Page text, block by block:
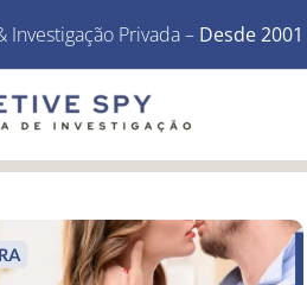
Investigação Privada – Desde 2001